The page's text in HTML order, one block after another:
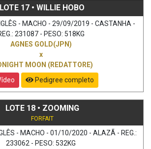
LOTE 17 • WILLIE HOBO
- MACHO - 29/09/2019 - CASTANHA -
231087 - PESO: 518KG
AGNES GOLD(JPN)
x
MOON (REDATTORE)
Pedigree completo
LOTE 18 • ZOOMING
FORFAIT
- MACHO - 01/10/2020 - ALAZÃ - REG.:
233062 - PESO: 532KG